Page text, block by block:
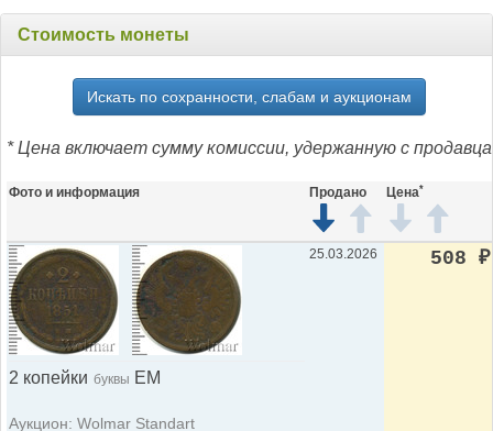
Стоимость монеты
Искать по сохранности, слабам и аукционам
* Цена включает сумму комиссии, удержанную с продавца
Фото и информация Продано Цена*
2 копейки буквы ЕМ
Аукцион: Wolmar Standart
25.03.2026 508 ₽